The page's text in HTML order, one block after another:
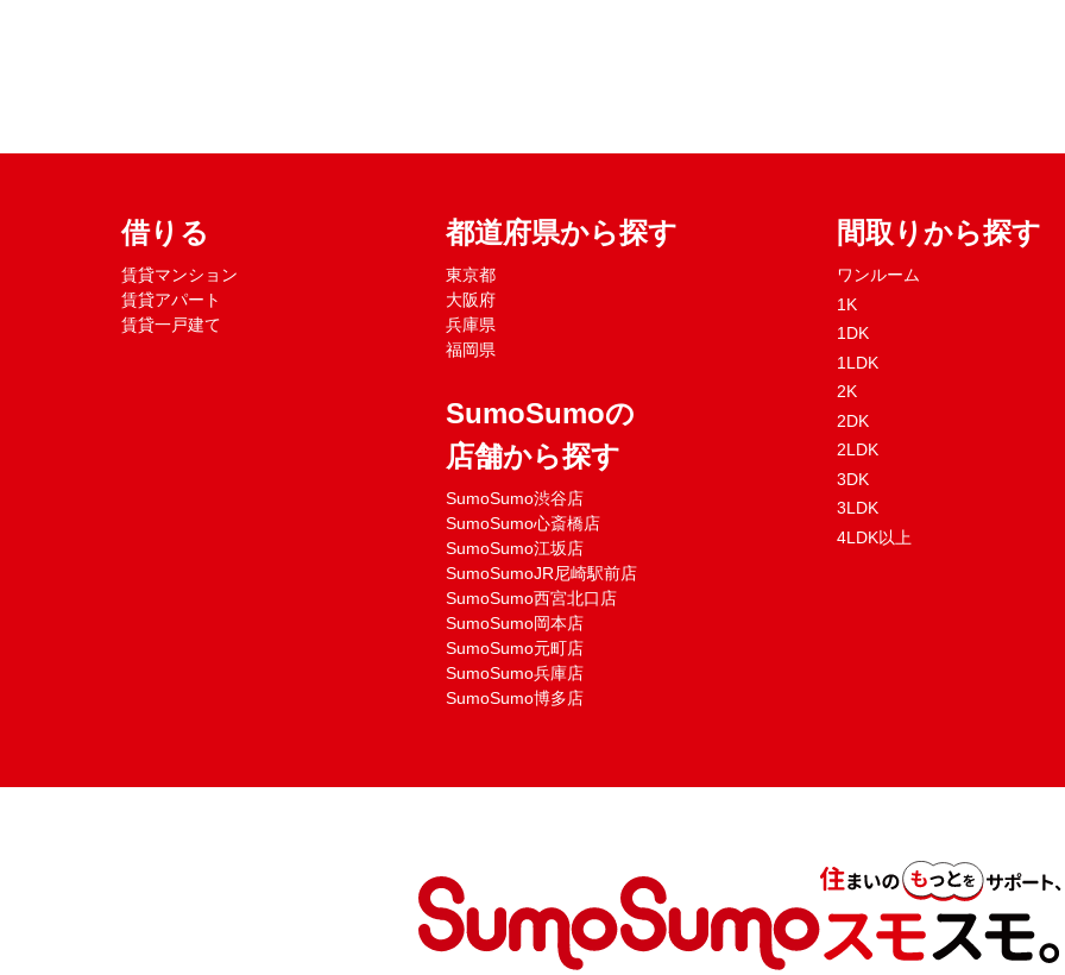
借りる
賃貸マンション
賃貸アパート
賃貸一戸建て
都道府県から探す
東京都
大阪府
兵庫県
福岡県
SumoSumoの
店舗から探す
SumoSumo渋谷店
SumoSumo心斎橋店
SumoSumo江坂店
SumoSumoJR尼崎駅前店
SumoSumo西宮北口店
SumoSumo岡本店
SumoSumo元町店
SumoSumo兵庫店
SumoSumo博多店
間取りから探す
ワンルーム
1K
1DK
1LDK
2K
2DK
2LDK
3DK
3LDK
4LDK以上